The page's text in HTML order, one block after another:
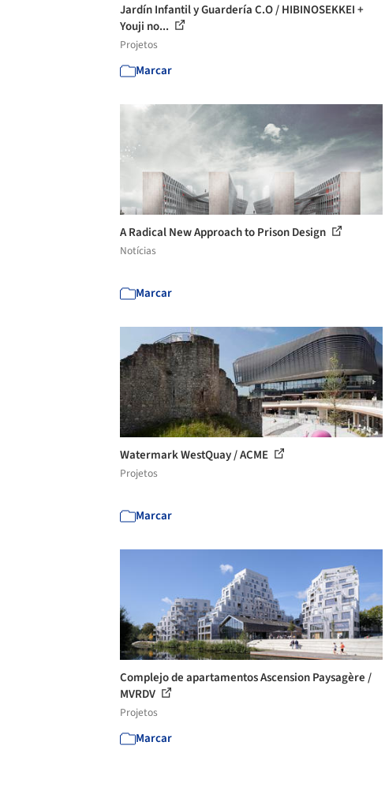
Jardín Infantil y Guardería C.O / HIBINOSEKKEI +
Youji no...
Projetos
Marcar
A Radical New Approach to Prison Design
Notícias
Marcar
Watermark WestQuay / ACME
Projetos
Marcar
Complejo de apartamentos Ascension Paysagère /
MVRDV
Projetos
Marcar